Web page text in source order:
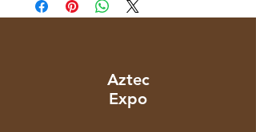
Aztec
Expo